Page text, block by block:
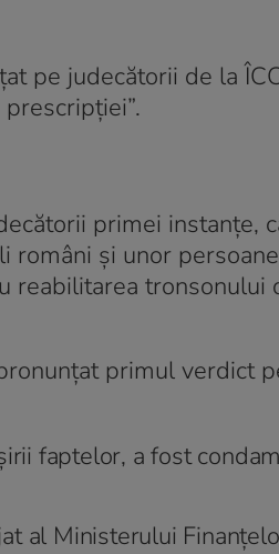
pe judecătorii de la
primei instanțe,
români şi unor
reabilitarea tronsonului
primul verdict
faptelor, a fost
al Ministerului